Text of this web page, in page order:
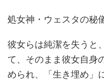
処女神・ウェスタの秘
彼女らは純潔を失うと
て、そのまま彼女自身
められ、「生き埋め」